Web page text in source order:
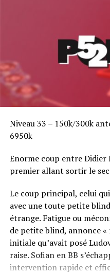
Niveau 33 – 150k/300k
6950k
Enorme coup entre Didier
premier allant sortir le
Le coup principal, celui
avec une toute petite
étrange. Fatigue ou
de petite blind, annonce «
initiale qu’avait posé
raise. Sofian en BB
intervention rapide et